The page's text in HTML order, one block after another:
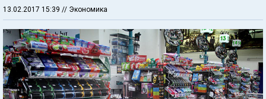
13.02.2017 15:39 // Экономика